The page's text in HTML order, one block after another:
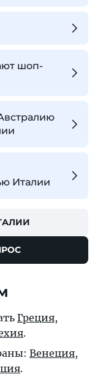
шоп-
Италии
Греция,
.
Венеция,
.